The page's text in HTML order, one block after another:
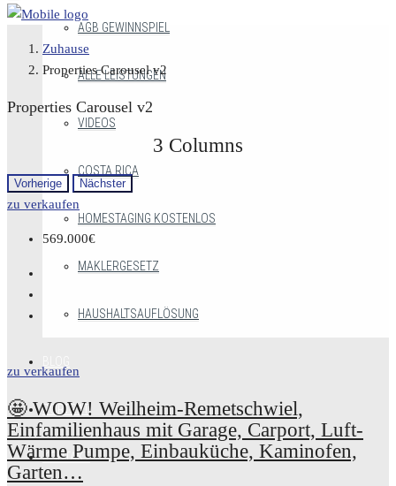
AGB GEWINNSPIEL
ALLE LEISTUNGEN
VIDEOS
COSTA RICA
HOMESTAGING KOSTENLOS
MAKLERGESETZ
HAUSHALTSAUFLÖSUNG
PORTRÄT
KONTAKT
Zuhause
Properties Carousel v2
Properties Carousel v2
3 Columns
Vorherige Nächster
zu verkaufen
569.000€
zu verkaufen
🤩 WOW! Weilheim-Remetschwiel,
Einfamilienhaus mit Garage, Carport, Luft-
Wärme Pumpe, Einbauküche, Kaminofen,
Garten…